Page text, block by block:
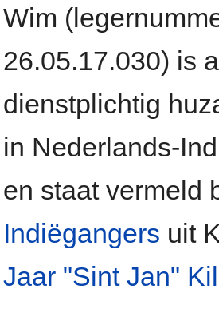
Wim
26.05.17.030) is
dienstplichtig
in Nederlands-
en staat vermeld
Indiëgangers uit
Jaar "Sint Jan"